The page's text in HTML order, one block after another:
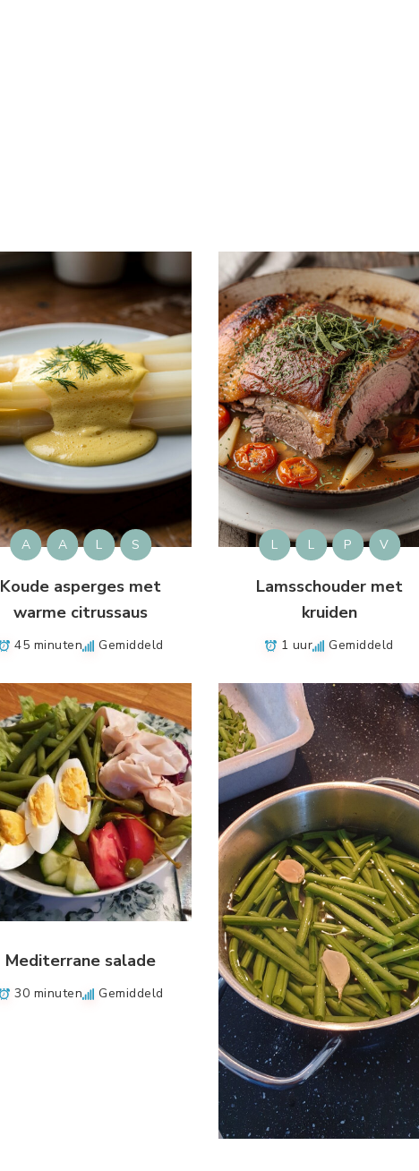
A A L S
Koude asperges met
warme citrussaus
45 minuten Gemiddeld
L L P V
Lamsschouder met
kruiden
1 uur Gemiddeld
Mediterrane salade
30 minuten Gemiddeld